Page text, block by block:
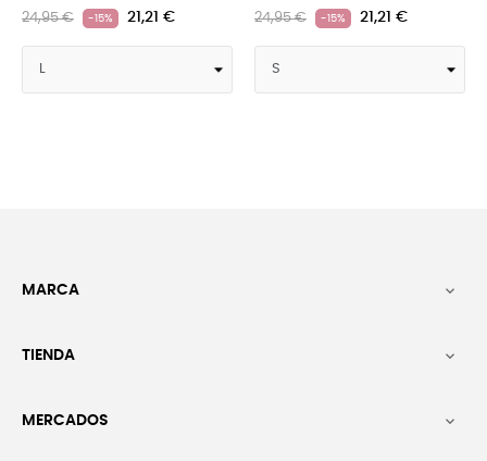
24,95 € -15% 21,21 € 24,95 € -15% 21,21 €
MARCA 
TIENDA 
MERCADOS 